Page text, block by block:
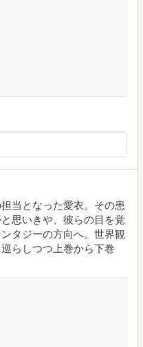
当となった愛衣。その患
思いきや、彼らの目を覚
タジーの方向へ。世界観
らしつつ上巻から下巻